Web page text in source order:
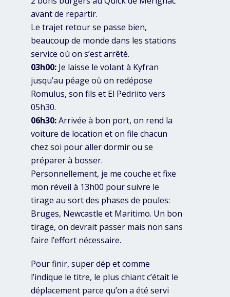
avant de repartir.
Le trajet retour se passe bien,
beaucoup de monde dans les stations
service où on s’est arrêté.
03h00: Je laisse le volant à Kyfran
jusqu’au péage où on redépose
Romulus, son fils et El Pedriito vers
05h30.
06h30:Arrivée à bon port, on rend la
voiture de location et on file chacun
chez soi pour aller dormir ou se
préparer à bosser.
Personnellement, je me couche et fixe
mon réveil à 13h00 pour suivre le
tirage au sort des phases de poules:
Bruges, Newcastle et Maritimo. Un bon
tirage, on devrait passer mais non sans
faire l’effort nécessaire.
Pour finir, super dép et comme
l’indique le titre, le plus chiant c’était le
déplacement parce qu’on a été servi